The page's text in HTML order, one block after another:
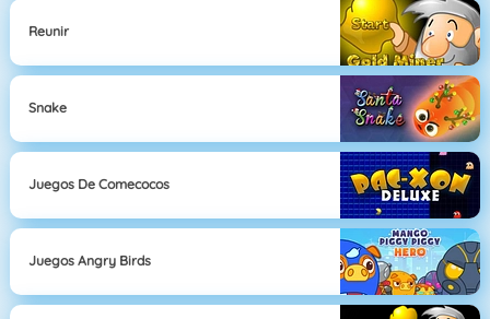
Reunir
Snake
Juegos De Comecocos
Juegos Angry Birds